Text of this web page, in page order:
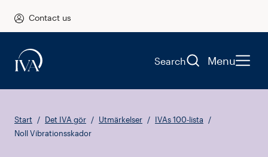
Contact us
Search Menu
Start Det IVA gör Utmärkelser
IVAs 100-lista
Noll Vibrationsskador